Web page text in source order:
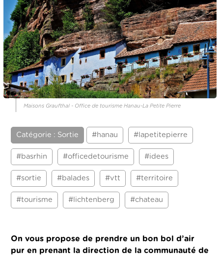
Maisons Graufthal - Office de tourisme Hanau-La Petite Pierre
Catégorie : Sortie #hanau #lapetitepierre
#basrhin #officedetourisme #idees
#sortie #balades #vtt #territoire
#tourisme #lichtenberg #chateau
On vous propose de prendre un bon bol d’air
pur en prenant la direction de la communauté de